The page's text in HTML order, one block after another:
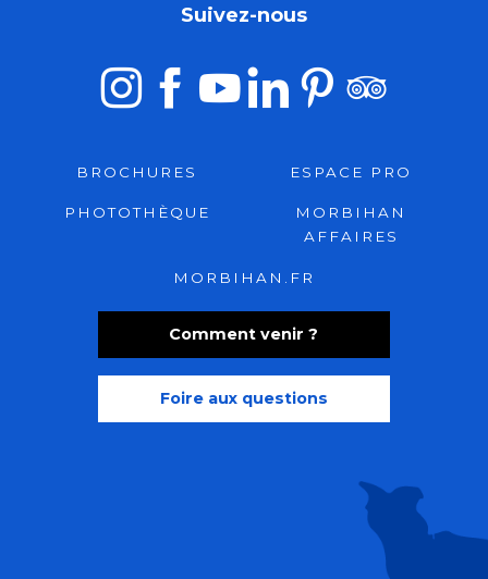
Comment venir ?
Foire aux questions
Suivez-nous
BROCHURES ESPACE PRO
PHOTOTHÈQUE
MORBIHAN
AFFAIRES
MORBIHAN.FR